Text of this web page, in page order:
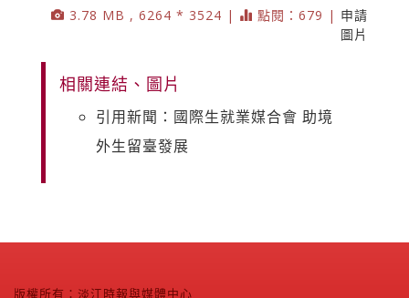
3.78 MB , 6264 * 3524 | 點閱：679 | 申請
圖片
相關連結、圖片
引用新聞：國際生就業媒合會 助境
外生留臺發展
版權所有：淡江時報與媒體中心